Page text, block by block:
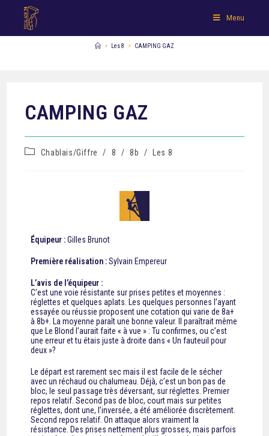
Menu
> Les 8 > CAMPING GAZ
CAMPING GAZ
Chablais/Giffre / 8 / 8b / Les 8
Équipeur :Gilles Brunot
Première réalisation :Sylvain Empereur
L’avis de l’équipeur :
C’est une voie résistante sur prises petites et moyennes :
réglettes et quelques aplats. Les quelques personnes l’ayant
essayée ou réussie proposent une cotation qui varie de 8a+
à 8b+. La moyenne paraît une bonne valeur. Il paraîtrait même
que Le Blond l’aurait faite « à vue » : Tu confirmes, ou c’est
une erreur et tu étais juste à droite dans « Un fauteuil pour
deux »?
Le départ est rarement sec mais il est facile de le sécher
avec un réchaud ou chalumeau. Déjà, c’est un bon pas de
bloc, le seul passage très déversant, sur réglettes. Premier
repos relatif. Second pas de bloc, court mais sur petites
réglettes, dont une, l’inversée, a été améliorée discrètement.
Second repos relatif. On attaque alors vraiment la
résistance. Des prises nettement plus grosses, mais parfois